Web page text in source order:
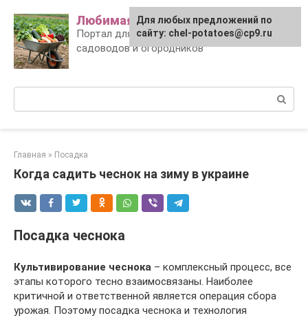
content
Любимая дача
Портал для заботливых
садоводов и огородников
Главная » Посадка
Когда садить чеснок на зиму в украине
Посадка чеснока
Культивирование чеснока – комплексный процесс, все
этапы которого тесно взаимосвязаны. Наиболее
критичной и ответственной является операция сбора
урожая. Поэтому посадка чеснока и технология
Для любых предложений по
сайту: chel-potatoes@cp9.ru